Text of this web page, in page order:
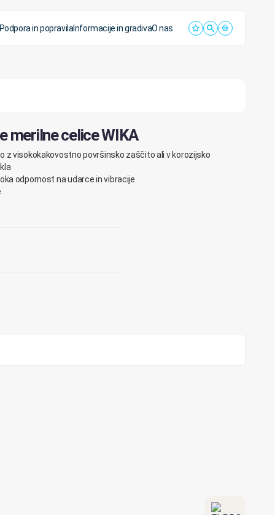
in popravilaInformacije in gradivaO nas
merilne celice WIKA
zvisokokakovostno površinsko zaščitoali v korozijsko
odpornost naudarcein vibracije